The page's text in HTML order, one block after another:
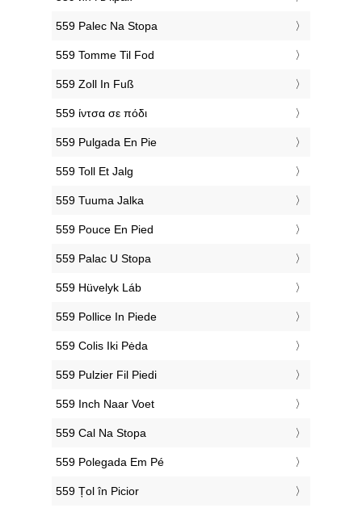
‎559 Palec Na Stopa
‎559 Tomme Til Fod
‎559 Zoll In Fuß
‎559 ίντσα σε πόδι
‎559 Pulgada En Pie
‎559 Toll Et Jalg
‎559 Tuuma Jalka
‎559 Pouce En Pied
‎559 Palac U Stopa
‎559 Hüvelyk Láb
‎559 Pollice In Piede
‎559 Colis Iki Pėda
‎559 Pulzier Fil Piedi
‎559 Inch Naar Voet
‎559 Cal Na Stopa
‎559 Polegada Em Pé
‎559 Țol în Picior